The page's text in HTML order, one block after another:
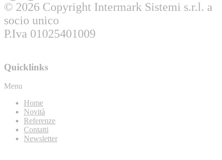
© 2026 Copyright Intermark Sistemi s.r.l. a
socio unico
P.Iva 01025401009
Quicklinks
Menu
Home
Novità
Referenze
Contatti
Newsletter